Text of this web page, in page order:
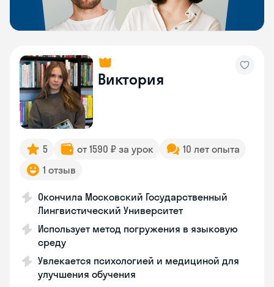
Виктория
5 от 1590 ₽ за урок
10 лет опыта
1 отзыв
Окончила Московский Государственный
Лингвистический Университет
Использует метод погружения в языковую
среду
Увлекается психологией и медициной для
улучшения обучения